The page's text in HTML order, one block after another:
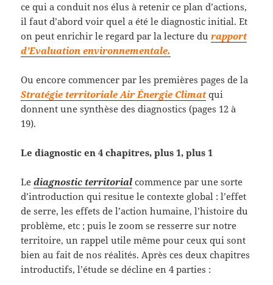
ce qui a conduit nos élus à retenir ce plan d’actions,
il faut d’abord voir quel a été le diagnostic initial. Et
on peut enrichir le regard par la lecture durapport
d’Evaluation environnementale.
Ou encore commencer par les premières pages de la
Stratégie territoriale Air Énergie Climatqui
donnent une synthèse des diagnostics (pages 12 à
19).
Le diagnostic en 4 chapitres, plus 1, plus 1
Lediagnostic territorial commence par une sorte
d’introduction qui resitue le contexte global : l’effet
de serre, les effets de l’action humaine, l’histoire du
problème, etc ; puis le zoom se resserre sur notre
territoire, un rappel utile même pour ceux qui sont
bien au fait de nos réalités. Après ces deux chapitres
introductifs, l’étude se décline en 4 parties :